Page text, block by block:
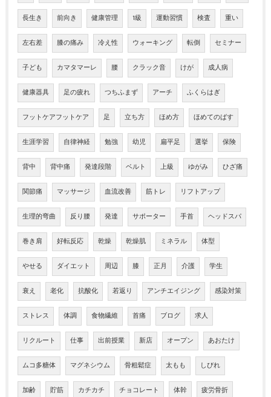
長生き 前向き 健康管理 1級 運動習慣 検査 重い
左右差 膝の痛み 冷え性 ウォーキング 転倒 セミナー
子ども カマタマーレ 腰 クラック音 けが 成人病
健康器具 足の疲れ つちふまず アーチ ふくらはぎ
フットケアフットケア 足 立ち方 ほめ方 ほめてのばす
生涯学習 自律神経 勉強 幼児 扁平足 選挙 保険
背中 背中痛 発達段階 ベルト 上級 ゆがみ ひざ痛
関節痛 マッサージ 血流改善 筋トレ リフトアップ
生理的弯曲 反り腰 発達 サポーター 手首 ヘッドスパ
巻き肩 好転反応 乾燥 乾燥肌 ミネラル 体型
やせる ダイエット 周辺 膝 正月 介護 学生
衰え 老化 抗酸化 若返り アンチエイジング 感染対策
ストレス 体調 食物繊維 首痛 ブログ 求人
リクルート 仕事 出前授業 新店 オープン あおたけ
ムコ多糖体 マグネシウム 骨粗鬆症 太もも しびれ
加齢 貯筋 カチカチ チョコレート 体幹 疲労骨折